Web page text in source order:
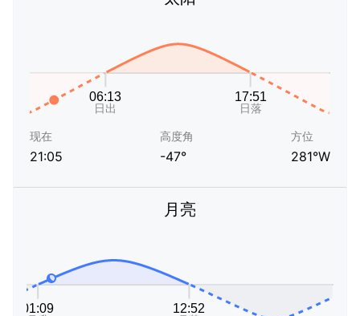
现在
21:05
高度角
-47°
方位
281°W
月亮